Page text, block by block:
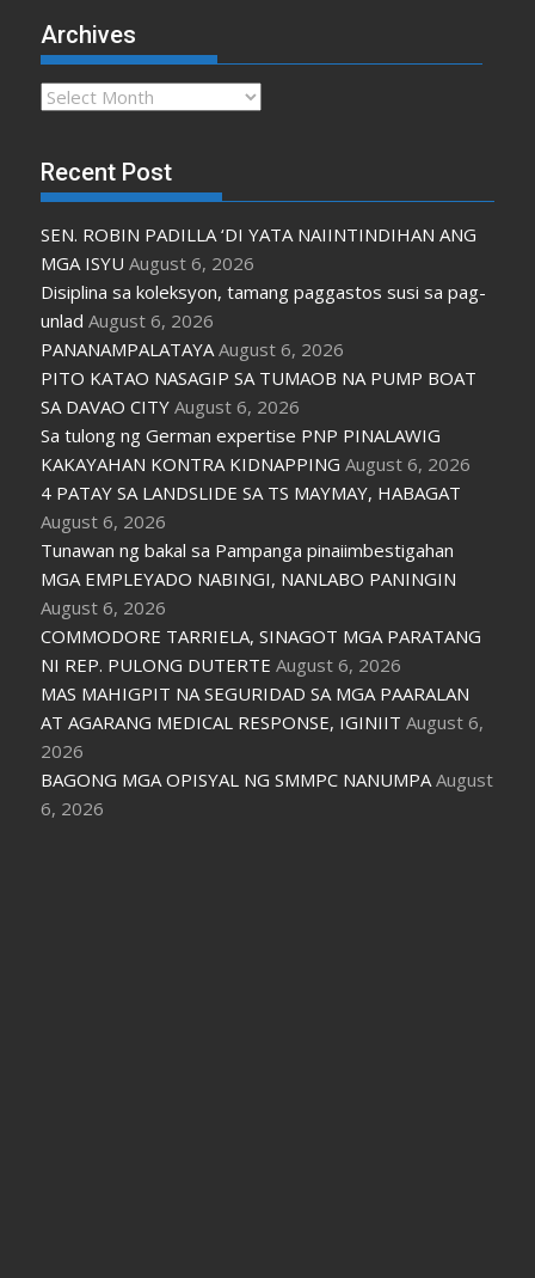
Archives
Archives
Recent Post
SEN. ROBIN PADILLA ‘DI YATA NAIINTINDIHAN ANG
MGA ISYU August 6, 2026
Disiplina sa koleksyon, tamang paggastos susi sa pag-
unlad August 6, 2026
PANANAMPALATAYA August 6, 2026
PITO KATAO NASAGIP SA TUMAOB NA PUMP BOAT
SA DAVAO CITY August 6, 2026
Sa tulong ng German expertise PNP PINALAWIG
KAKAYAHAN KONTRA KIDNAPPING August 6, 2026
4 PATAY SA LANDSLIDE SA TS MAYMAY, HABAGAT
August 6, 2026
Tunawan ng bakal sa Pampanga pinaiimbestigahan
MGA EMPLEYADO NABINGI, NANLABO PANINGIN
August 6, 2026
COMMODORE TARRIELA, SINAGOT MGA PARATANG
NI REP. PULONG DUTERTE August 6, 2026
MAS MAHIGPIT NA SEGURIDAD SA MGA PAARALAN
AT AGARANG MEDICAL RESPONSE, IGINIIT August 6,
2026
BAGONG MGA OPISYAL NG SMMPC NANUMPA August
6, 2026